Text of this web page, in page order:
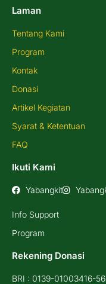
Laman
Tentang Kami
Program
Kontak
Donasi
Artikel Kegiatan
Syarat & Ketentuan
FAQ
Ikuti Kami
Yabangkit
Info Support
Program
Rekening Donasi
BRI : 0139-01003416-